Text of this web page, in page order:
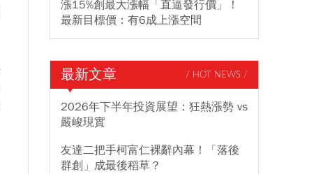
漲15%創最大漲幅「直逼發行價」！
最新目標價：有6成上漲空間
最新文章 / HOT NEWS /
2026年下半年投資展望：狂熱漲勢 vs
嚴峻現實
友達二把手柯富仁裸辭內幕！「落後
群創」成最後稻草？